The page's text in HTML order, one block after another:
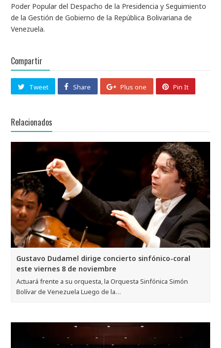
Poder Popular del Despacho de la Presidencia y Seguimiento
de la Gestión de Gobierno de la República Bolivariana de
Venezuela.
Compartir
Tweet Share Plus one Pin It
Relacionados
Gustavo Dudamel dirige concierto sinfónico-coral
este viernes 8 de noviembre
Actuará frente a su orquesta, la Orquesta Sinfónica Simón
Bolívar de Venezuela Luego de la…